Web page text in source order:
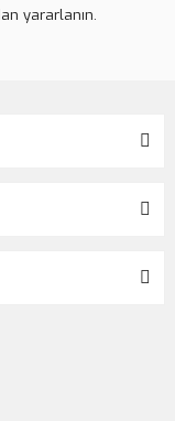
yararlanın.